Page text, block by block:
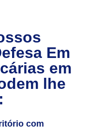
Em
em
lhe
com